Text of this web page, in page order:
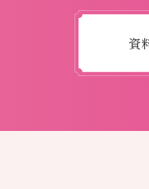
資